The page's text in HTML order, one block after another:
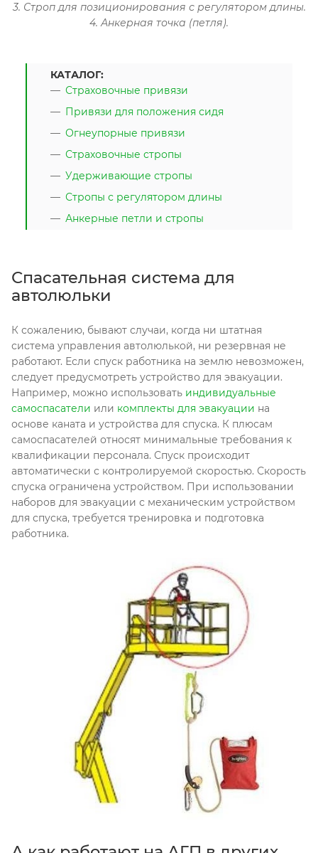
3. Строп для позиционирования с регулятором длины.
4. Анкерная точка (петля).
КАТАЛОГ:
Страховочные привязи
Привязи для положения сидя
Огнеупорные привязи
Страховочные стропы
Удерживающие стропы
Стропы с регулятором длины
Анкерные петли и стропы
Спасательная система для
автолюльки
К сожалению, бывают случаи, когда ни штатная
система управления автолюлькой, ни резервная не
работают. Если спуск работника на землю невозможен,
следует предусмотреть устройство для эвакуации.
Например, можно использовать индивидуальные
самоспасатели или комплекты для эвакуации на
основе каната и устройства для спуска. К плюсам
самоспасателей относят минимальные требования к
квалификации персонала. Спуск происходит
автоматически с контролируемой скоростью. Скорость
спуска ограничена устройством. При использовании
наборов для эвакуации с механическим устройством
для спуска, требуется тренировка и подготовка
работника.